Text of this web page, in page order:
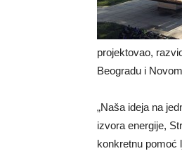
projektovao,
Beogradu i
„Naša ideja na
izvora energije,
konkretnu pomoć